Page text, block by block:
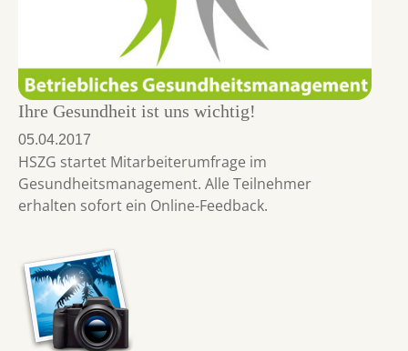
Ihre Gesundheit ist uns wichtig!
05.04.2017
HSZG startet Mitarbeiterumfrage im
Gesundheitsmanagement. Alle Teilnehmer
erhalten sofort ein Online-Feedback.